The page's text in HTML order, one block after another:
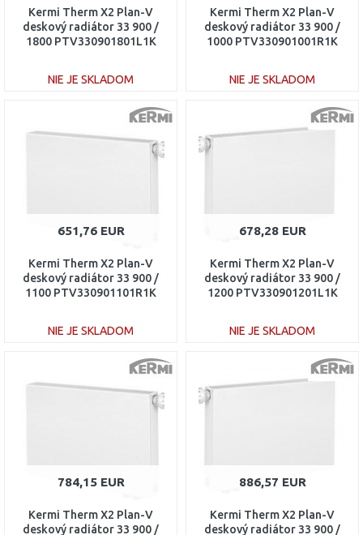
Kermi Therm X2 Plan-V
deskový radiátor 33 900 /
1800 PTV330901801L1K
NIE JE SKLADOM
DO KOŠÍKA
Porovnať
Kermi Therm X2 Plan-V
deskový radiátor 33 900 /
1000 PTV330901001R1K
NIE JE SKLADOM
DO KOŠÍKA
651,76 EUR
Kermi Therm X2 Plan-V
deskový radiátor 33 900 /
1100 PTV330901101R1K
NIE JE SKLADOM
DO KOŠÍKA
Porovnať
678,28 EUR
Kermi Therm X2 Plan-V
deskový radiátor 33 900 /
1200 PTV330901201L1K
NIE JE SKLADOM
DO KOŠÍKA
784,15 EUR
Kermi Therm X2 Plan-V
deskový radiátor 33 900 /
886,57 EUR
Kermi Therm X2 Plan-V
deskový radiátor 33 900 /